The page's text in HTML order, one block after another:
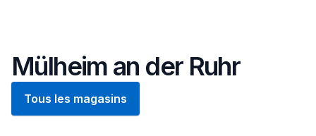
Mülheim an der Ruhr
Tous les magasins